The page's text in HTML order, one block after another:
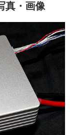
真・画像